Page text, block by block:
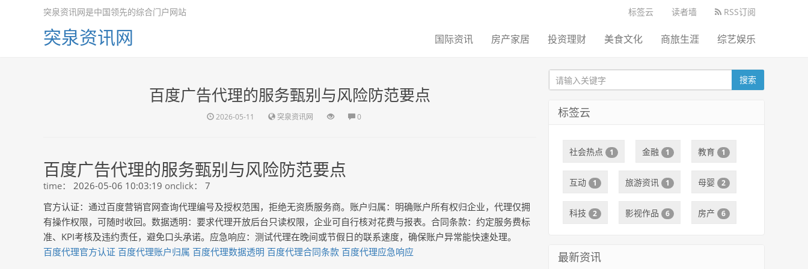
标签云 读者墙 RSS订阅
突泉资讯网是中国领先的综合门户网站
突泉资讯网 国际资讯 房产家居 投资理财 美食文化 商旅生涯 综艺娱乐
百度广告代理的服务甄别与风险防范要点
2026-05-11 突泉资讯网 0
百度广告代理的服务甄别与风险防范要点
time： 2026-05-06 10:03:19 onclick：
7
官方认证：通过百度营销官网查询代理编号及授权范围，拒绝无资质服务商。账户归属：明确账户所有权归企业，代理仅拥
有操作权限，可随时收回。数据透明：要求代理开放后台只读权限，企业可自行核对花费与报表。合同条款：约定服务费标
准、KPI考核及违约责任，避免口头承诺。应急响应：测试代理在晚间或节假日的联系速度，确保账户异常能快速处理。
百度代理官方认证 百度代理账户归属 百度代理数据透明 百度代理合同条款 百度代理应急响应
搜索
标签云
社会热点 1 金融 1 教育 1
互动 1 旅游资讯 1 母婴 2
科技 2 影视作品 6 房产 6
最新资讯